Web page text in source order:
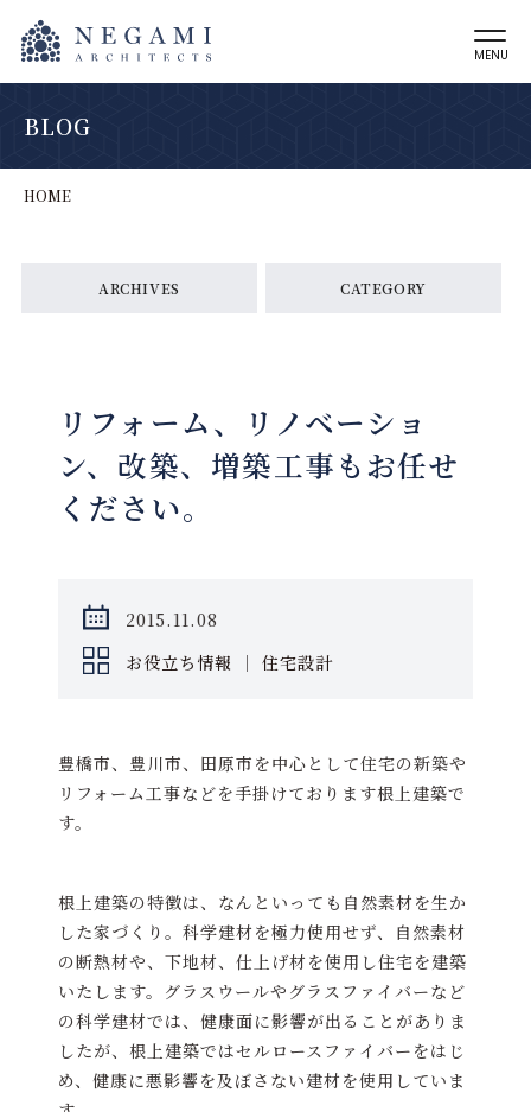
MENU
BLOG
HOME
ARCHIVES CATEGORY
リフォーム、リノベーショ
ン、改築、増築工事もお任せ
ください。
2015.11.08
お役立ち情報
｜住宅設計
豊橋市、豊川市、田原市を中心として住宅の新築や
リフォーム工事などを手掛けております根上建築で
す。
根上建築の特徴は、なんといっても自然素材を生か
した家づくり。科学建材を極力使用せず、自然素材
の断熱材や、下地材、仕上げ材を使用し住宅を建築
いたします。グラスウールやグラスファイバーなど
の科学建材では、健康面に影響が出ることがありま
したが、根上建築ではセルロースファイバーをはじ
め、健康に悪影響を及ぼさない建材を使用していま